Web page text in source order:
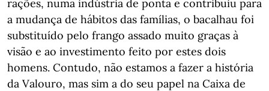
rações, numa indústria de ponta e contribuiu para
a mudança de hábitos das famílias, o bacalhau foi
substituído pelo frango assado muito graças à
visão e ao investimento feito por estes dois
homens. Contudo, não estamos a fazer a história
da Valouro, mas sim a do seu papel na Caixa de